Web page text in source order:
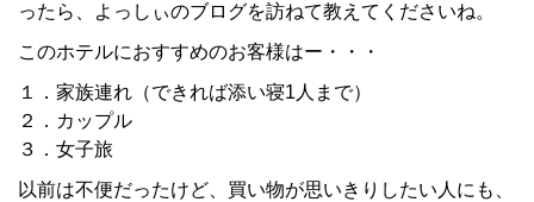
ったら、よっしぃのブログを訪ねて教えてくださいね。
このホテルにおすすめのお客様はー・・・
１．家族連れ（できれば添い寝1人まで）
２．カップル
３．女子旅
以前は不便だったけど、買い物が思いきりしたい人にも、